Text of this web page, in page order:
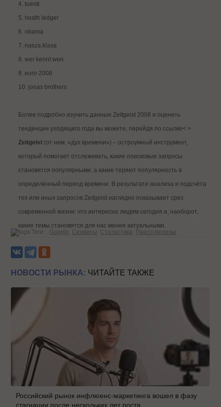
4. tuenti
5. heath ledger
6. obama
7. nasza klasa
8. wer kennt wen
9. euro 2008
10. jonas brothers
Более подробно изучить данные Zeitgeist 2008 и оценить
тенденции уходящего года вы можете, перейдя по ссылке<.>
Zeitgeist(от нем. «дух времени») – остроумный инструмент,
который помогает отслеживать, какие поисковые запросы
становятся популярными, а какие теряют популярность в
определённый период времени. В результате анализа и подсчёта
тех или иных запросов Zeitgeist наглядно показывает срез
современной жизни: что интересно людям сегодня и, наоборот,
какие темы становятся для нас менее актуальными.
Теги:
Google Сервисы Статистика Пресс-релизы
НОВОСТИ РЫНКА: ЧИТАЙТЕ ТАКЖЕ
Российский рынок инфлюенс-маркетинга вошел в фазу
стагнации после нескольких лет роста